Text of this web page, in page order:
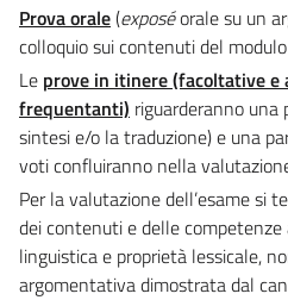
Prova orale(exposéorale su un
colloquio sui contenuti del
Le prove in itinere (facoltative e
frequentanti) riguarderanno
sintesi e/o la traduzione) e una
voti confluiranno nella
Per la valutazione dell’esame si
dei contenuti e delle competenze
linguistica e proprietà lessicale,
argomentativa dimostrata dal